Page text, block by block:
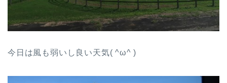
今日は風も弱いし良い天気( ^ω^ )